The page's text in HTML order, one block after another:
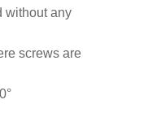
without any
screws are